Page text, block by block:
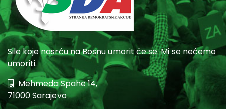
Sile koje nasrću na Bosnu umorit će se. Mi se nećemo
umoriti.
Mehmeda Spahe 14,
71000 Sarajevo